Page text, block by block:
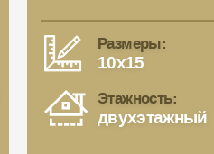
Размеры:
10x15
Этажность:
двухэтажный